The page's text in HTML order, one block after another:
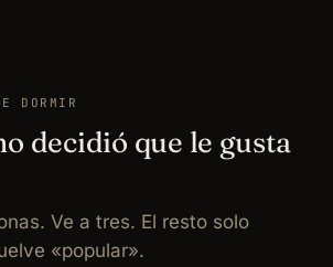
DORMIR
decidió que le gusta
Ve a tres. El resto solo
«popular».